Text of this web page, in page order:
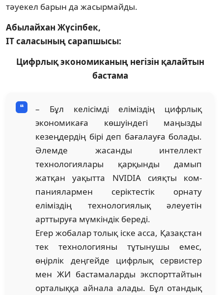
тәуекел барын да жасырмайды.
Абылайхан Жүсіпбек,
IT саласының сарапшысы:
Цифрлық экономиканың негізін қалайтын
бастама
– Бұл келісімді еліміздің цифрлық
экономикаға көшуіндегі маңызды
кезеңдердің бірі деп бағалауға болады.
Әлемде жасанды интеллект
технологиялары қар­қынды дамып
жатқан уақытта NVIDIA сияқты ком­
пания­л­армен серіктестік орнату
еліміздің технологиялық әлеуетін
арттыруға мүмкіндік береді.
Егер жобалар толық іске асса, Қазақстан
тек тех­нологияны тұтынушы емес,
өңірлік деңгейде цифрлық сервистер
мен ЖИ бастамаларды экспорттайтын
орта­лық­қа айнала алады. Бұл отандық